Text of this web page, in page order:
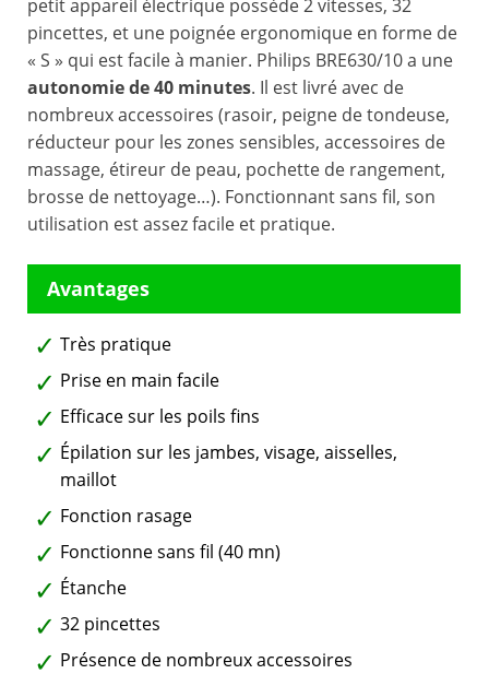
petit appareil électrique possède 2 vitesses, 32
pincettes, et une poignée ergonomique en forme de
« S » qui est facile à manier. Philips BRE630/10 a une
autonomie de 40 minutes. Il est livré avec de
nombreux accessoires (rasoir, peigne de tondeuse,
réducteur pour les zones sensibles, accessoires de
massage, étireur de peau, pochette de rangement,
brosse de nettoyage…). Fonctionnant sans fil, son
utilisation est assez facile et pratique.
Très pratique
Prise en main facile
Efficace sur les poils fins
Épilation sur les jambes, visage, aisselles,
maillot
Fonction rasage
Fonctionne sans fil (40 mn)
Étanche
32 pincettes
Présence de nombreux accessoires